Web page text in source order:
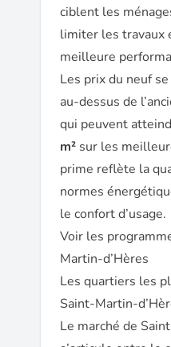
ciblent les
limiter les travaux
meilleure
Les prix du neuf
au-dessus de
qui peuvent
m² sur les
prime reflète la
normes
le confort d’usage.
Voir les
Martin-d’Hères
Les quartiers les
Saint-Martin-
Le marché de